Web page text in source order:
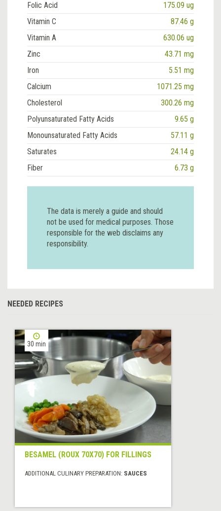
Folic Acid
175.09 ug
Vitamin C
87.46 g
Vitamin A
630.06 ug
Zinc
43.71 mg
Iron
5.51 mg
Calcium
1071.25 mg
Cholesterol
300.26 mg
Polyunsaturated Fatty Acids
9.65 g
Monounsaturated Fatty Acids
57.11 g
Saturates
24.14 g
Fiber
6.73 g
The data is merely a guide and should
not be used for medical purposes. Those
responsible for the web disclaims any
responsibility.
NEEDED RECIPES
30 min
BESAMEL (ROUX 70X70) FOR FILLINGS
ADDITIONAL CULINARY PREPARATION: SAUCES